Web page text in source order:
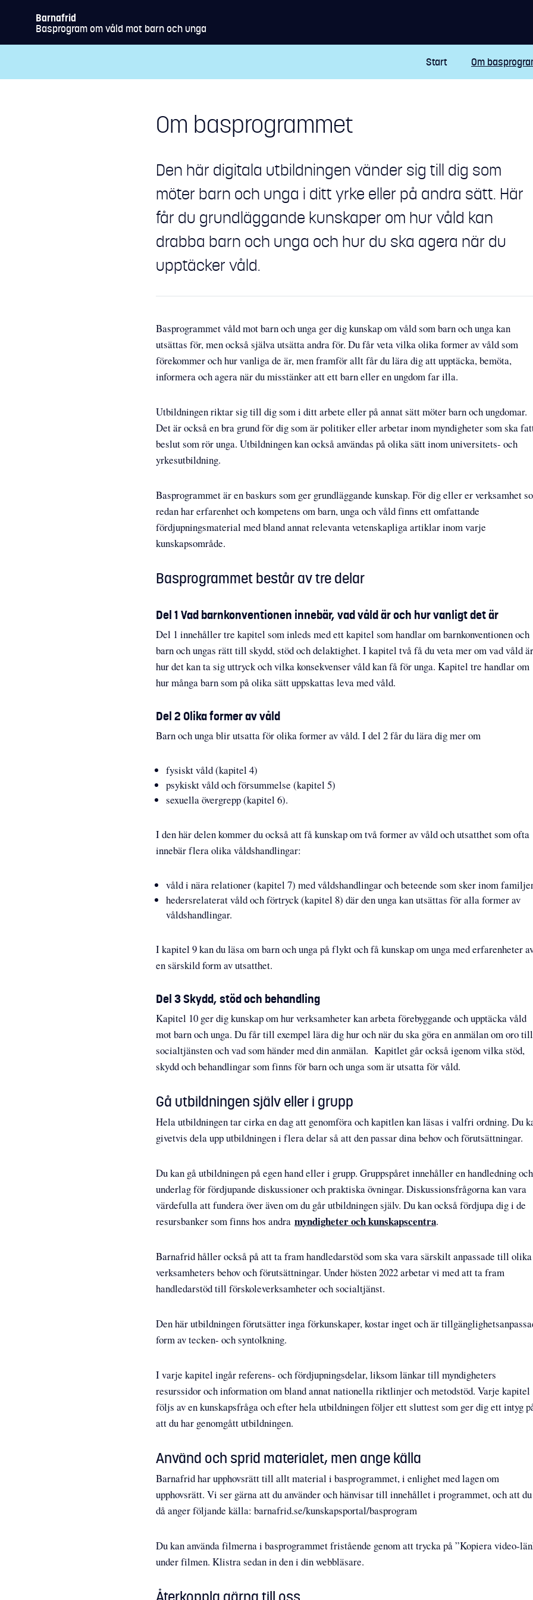
Barnafrid
Basprogram om våld mot barn och unga
Start Om
Om basprogrammet
Den här digitala utbildningen vänder sig till dig som
möter barn och unga i ditt yrke eller på andra sätt. Här
får du grundläggande kunskaper om hur våld kan
drabba barn och unga och hur du ska agera när du
upptäcker våld.
Basprogrammet våld mot barn och unga ger dig kunskap om våld som barn och unga kan
utsättas för, men också själva utsätta andra för. Du får veta vilka olika former av våld som
förekommer och hur vanliga de är, men framför allt får du lära dig att upptäcka, bemöta,
informera och agera när du misstänker att ett barn eller en ungdom far illa.
Utbildningen riktar sig till dig som i ditt arbete eller på annat sätt möter barn och ungdomar.
Det är också en bra grund för dig som är politiker eller arbetar inom myndigheter som ska
beslut som rör unga. Utbildningen kan också användas på olika sätt inom universitets- och
yrkesutbildning.
Basprogrammet är en baskurs som ger grundläggande kunskap. För dig eller er verksamhet
redan har erfarenhet och kompetens om barn, unga och våld finns ett omfattande
fördjupningsmaterial med bland annat relevanta vetenskapliga artiklar inom varje
kunskapsområde.
Basprogrammet består av tre delar
Del 1 Vad barnkonventionen innebär, vad våld är och hur vanligt det är
Del 1 innehåller tre kapitel som inleds med ett kapitel som handlar om barnkonventionen och
barn och ungas rätt till skydd, stöd och delaktighet. I kapitel två få du veta mer om vad våld
hur det kan ta sig uttryck och vilka konsekvenser våld kan få för unga. Kapitel tre handlar om
hur många barn som på olika sätt uppskattas leva med våld.
Del 2 Olika former av våld
Barn och unga blir utsatta för olika former av våld. I del 2 får du lära dig mer om
fysiskt våld (kapitel 4)
psykiskt våld och försummelse (kapitel 5)
sexuella övergrepp (kapitel 6).
I den här delen kommer du också att få kunskap om två former av våld och utsatthet som ofta
innebär flera olika våldshandlingar:
våld i nära relationer (kapitel 7) med våldshandlingar och beteende som sker inom
hedersrelaterat våld och förtryck (kapitel 8) där den unga kan utsättas för alla former av
våldshandlingar.
I kapitel 9 kan du läsa om barn och unga på flykt och få kunskap om unga med erfarenheter
en särskild form av utsatthet.
Del 3 Skydd, stöd och behandling
Kapitel 10 ger dig kunskap om hur verksamheter kan arbeta förebyggande och upptäcka våld
mot barn och unga. Du får till exempel lära dig hur och när du ska göra en anmälan om oro till
socialtjänsten och vad som händer med din anmälan. Kapitlet går också igenom vilka stöd,
skydd och behandlingar som finns för barn och unga som är utsatta för våld.
Gå utbildningen själv eller i grupp
Hela utbildningen tar cirka en dag att genomföra och kapitlen kan läsas i valfri ordning. Du
givetvis dela upp utbildningen i flera delar så att den passar dina behov och förutsättningar.
Du kan gå utbildningen på egen hand eller i grupp. Gruppspåret innehåller en handledning och
underlag för fördjupande diskussioner och praktiska övningar. Diskussionsfrågorna kan vara
värdefulla att fundera över även om du går utbildningen själv. Du kan också fördjupa dig i de
resursbanker som finns hos andra myndigheter och kunskapscentra.
Barnafrid håller också på att ta fram handledarstöd som ska vara särskilt anpassade till olika
verksamheters behov och förutsättningar. Under hösten 2022 arbetar vi med att ta fram
handledarstöd till förskoleverksamheter och socialtjänst.
Den här utbildningen förutsätter inga förkunskaper, kostar inget och är
form av tecken- och syntolkning.
I varje kapitel ingår referens- och fördjupningsdelar, liksom länkar till myndigheters
resurssidor och information om bland annat nationella riktlinjer och metodstöd. Varje kapitel
följs av en kunskapsfråga och efter hela utbildningen följer ett sluttest som ger dig ett intyg
att du har genomgått utbildningen.
Använd och sprid materialet, men ange källa
Barnafrid har upphovsrätt till allt material i basprogrammet, i enlighet med lagen om
upphovsrätt. Vi ser gärna att du använder och hänvisar till innehållet i programmet, och att du
då anger följande källa: barnafrid.se/kunskapsportal/basprogram
Du kan använda filmerna i basprogrammet fristående genom att trycka på ”Kopiera video-
under filmen. Klistra sedan in den i din webbläsare.